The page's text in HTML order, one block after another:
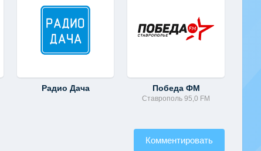
Радио Дача Победа ФМ
Ставрополь 95,0 FM
Комментировать